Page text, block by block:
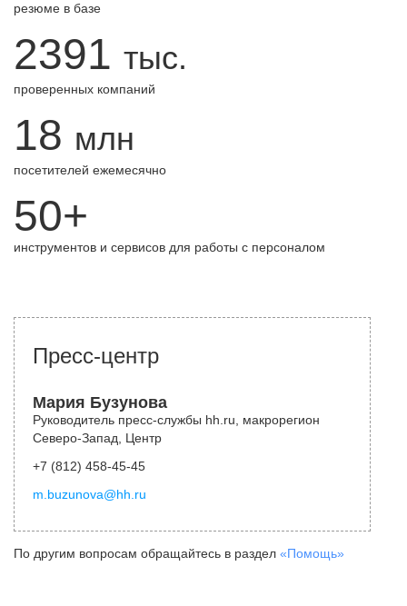
резюме в базе
2391 тыс.
проверенных компаний
18 млн
посетителей ежемесячно
50+
инструментов и сервисов для работы с персоналом
Пресс-центр
Мария Бузунова
Руководитель пресс-службы hh.ru, макрорегион
Северо-Запад, Центр
+7 (812) 458-45-45
m.buzunova@hh.ru
По другим вопросам обращайтесь в раздел «Помощь»